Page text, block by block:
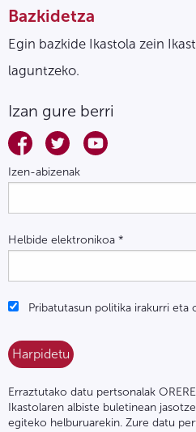
Bazkidetza
Egin bazkide Ikastola zein
laguntzeko.
Izan gure berri
Izen-abizenak
Helbide elektronikoa *
Pribatutasun politika irakurri eta
Erraztutako datu pertsonalak
Ikastolaren albiste buletinean
egiteko helburuarekin. Zure datu